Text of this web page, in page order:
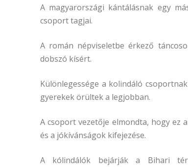
A magyarországi kántálásnak egy
csoport tagjai.
A román népviseletbe érkező
dobszó kísért.
Különlegessége a kolindáló
gyerekek örültek a legjobban.
A csoport vezetője elmondta, hogy ez
és a jókívánságok kifejezése.
A kólindálók bejárják a Bihari